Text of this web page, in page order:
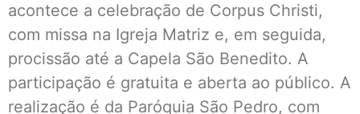
acontece a celebração de Corpus Christi,
com missa na Igreja Matriz e, em seguida,
procissão até a Capela São Benedito. A
participação é gratuita e aberta ao público. A
realização é da Paróquia São Pedro, com